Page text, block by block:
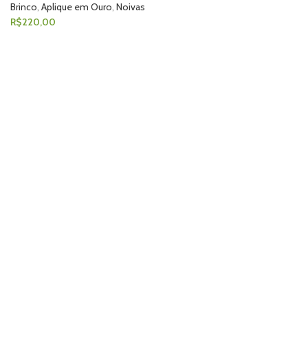
Brinco, Aplique em Ouro, Noivas
R$220,00